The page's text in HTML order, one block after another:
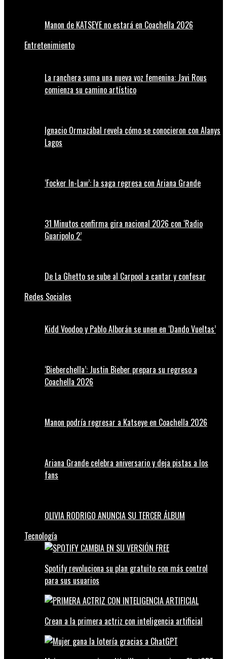
Manon de KATSEYE no estará en Coachella 2026
Entretenimiento
La ranchera suma una nueva voz femenina: Javi Rous
comienza su camino artístico
Ignacio Ormazábal revela cómo se conocieron con Alanys
Lagos
‘Focker In-Law’: la saga regresa con Ariana Grande
31 Minutos confirma gira nacional 2026 con ‘Radio
Guaripolo 2’
De La Ghetto se sube al Carpool a cantar y confesar
Redes Sociales
Kidd Voodoo y Pablo Alborán se unen en ‘Dando Vueltas’
‘Bieberchella’: Justin Bieber prepara su regreso a
Coachella 2026
Manon podría regresar a Katseye en Coachella 2026
Ariana Grande celebra aniversario y deja pistas a los
fans
OLIVIA RODRIGO ANUNCIA SU TERCER ÁLBUM
Tecnología
Spotify revoluciona su plan gratuito con más control
para sus usuarios
Crean a la primera actriz con inteligencia artificial